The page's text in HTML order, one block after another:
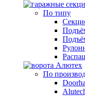
По типу
По